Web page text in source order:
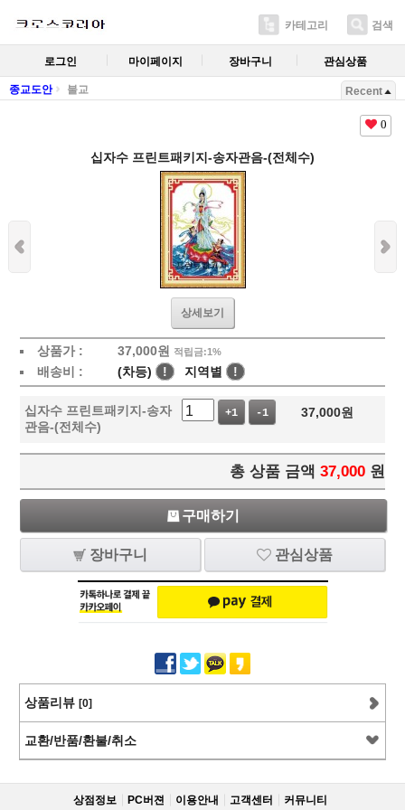
카테고리 검색
로그인 마이페이지 장바구니 관심상품
종교도안 불교 Recent
0
십자수 프린트패키지-송자관음-(전체수)
상세보기
상품가 : 37,000원 적립금:1%
배송비 : (차등) ! 지역별 !
십자수 프린트패키지-송자
관음-(전체수)
+1 -1 37,000원
총 상품 금액 37,000 원
구매하기
장바구니 관심상품
상품리뷰 [0]
교환/반품/환불/취소
상점정보 PC버젼 이용안내 고객센터 커뮤니티